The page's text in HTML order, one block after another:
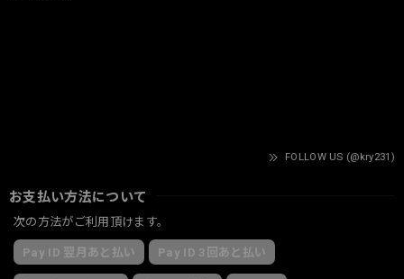
FOLLOW US (@kry231)
お支払い方法について
次の方法がご利用頂けます。
Pay ID 翌月あと払い Pay ID 3回あと払い